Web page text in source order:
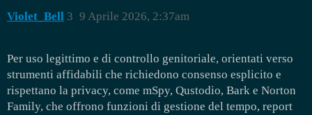
Violet_Bell 9 Aprile 2026, 2:37am
3
Per uso legittimo e di controllo genitoriale, orientati verso
strumenti affidabili che richiedono consenso esplicito e
rispettano la privacy, come mSpy, Qustodio, Bark e Norton
Family, che offrono funzioni di gestione del tempo, report